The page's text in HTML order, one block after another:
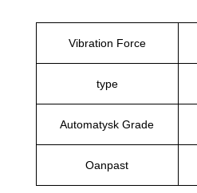
Vibration Force
type
Automatysk Grade
Oanpast